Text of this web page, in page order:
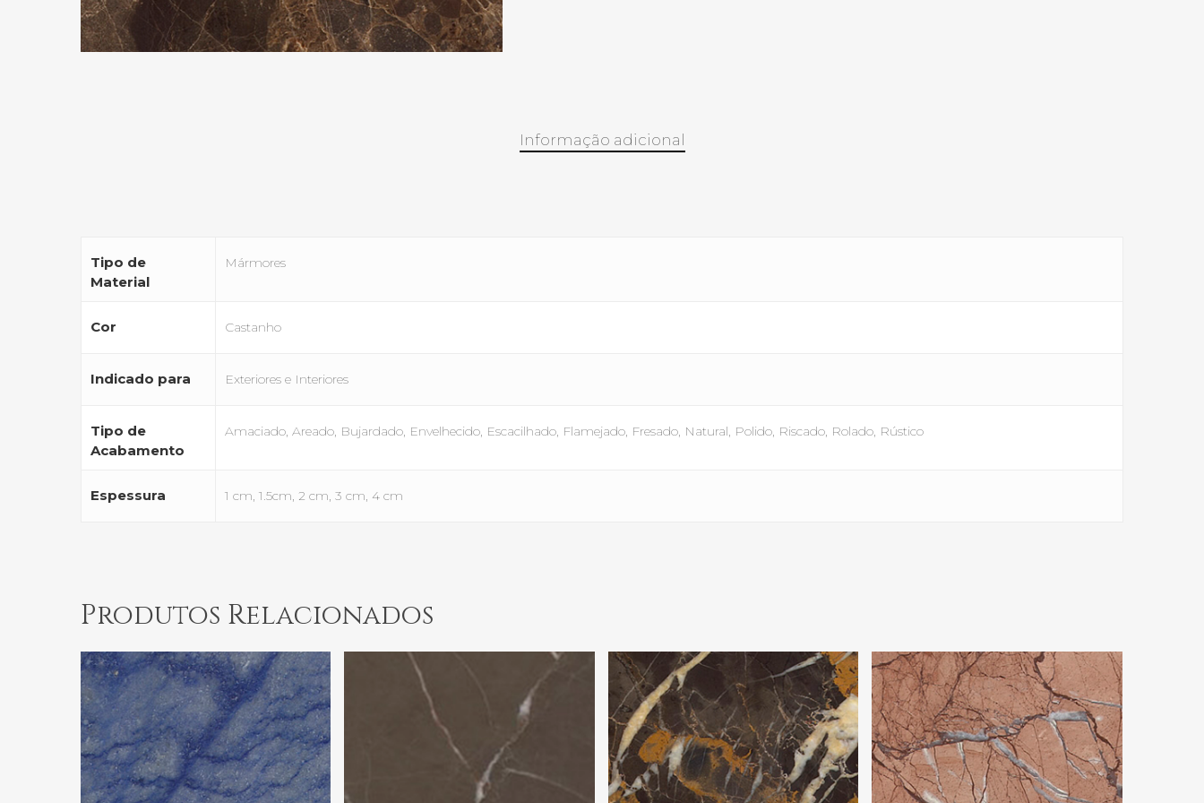
Informação adicional
Tipo de
Material
Mármores
Cor Castanho
Indicado para Exteriores e Interiores
Tipo de
Acabamento
Amaciado, Areado, Bujardado, Envelhecido, Escacilhado, Flamejado, Fresado, Natural, Polido, Riscado, Rolado, Rústico
Espessura 1 cm, 1.5cm, 2 cm, 3 cm, 4 cm
Produtos Relacionados